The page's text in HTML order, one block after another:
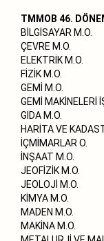
TMMOB 46.
BİLGİSAYAR M.O.
ÇEVRE M.O.
ELEKTRİK M.O.
FİZİK M.O.
GEMİ M.O.
GEMİ MAKİNELERİ
GIDA M.O.
HARİTA VE
İÇMİMARLAR O.
İNŞAAT M.O.
JEOFİZİK M.O.
JEOLOJİ M.O.
KİMYA M.O.
MADEN M.O.
MAKİNA M.O.